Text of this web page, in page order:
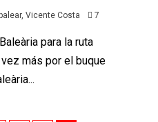
Vicente Costa 7
para la ruta
más por el buque